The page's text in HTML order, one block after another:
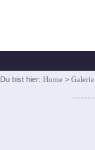
Du bist hier: Home > Galerie